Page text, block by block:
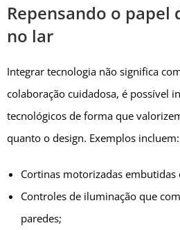
Repensando o papel
no lar
Integrar tecnologia não significa
colaboração cuidadosa, é possível
tecnológicos de forma que
quanto o design. Exemplos incluem:
Cortinas motorizadas embutidas
Controles de iluminação que
paredes;